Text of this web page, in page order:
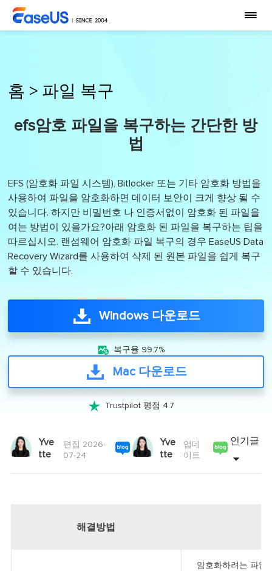
홈 > 파일 복구
efs암호 파일을 복구하는 간단한 방
법
EFS (암호화 파일 시스템), Bitlocker 또는 기타 암호화 방법을
사용하여 파일을 암호화하면 데이터 보안이 크게 향상 될 수
있습니다. 하지만 비밀번호 나 인증서없이 암호화 된 파일을
여는 방법이 있을가요?아래 암호화 된 파일을 복구하는 팁을
따르십시오. 랜섬웨어 암호화 파일 복구의 경우 EaseUS Data
Recovery Wizard를 사용하여 삭제 된 원본 파일을 쉽게 복구
할 수 있습니다.
Windows 다운로드
 복구율 99.7%
Mac 다운로드
 Trustpilot 평점 4.7
Yve
tte
편집 2026-
07-24
Yve
tte
업데
이트
인기글
해결방법
암호화하려는 파일